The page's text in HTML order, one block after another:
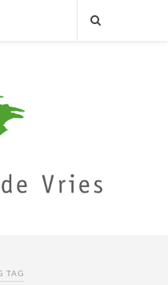
TAG